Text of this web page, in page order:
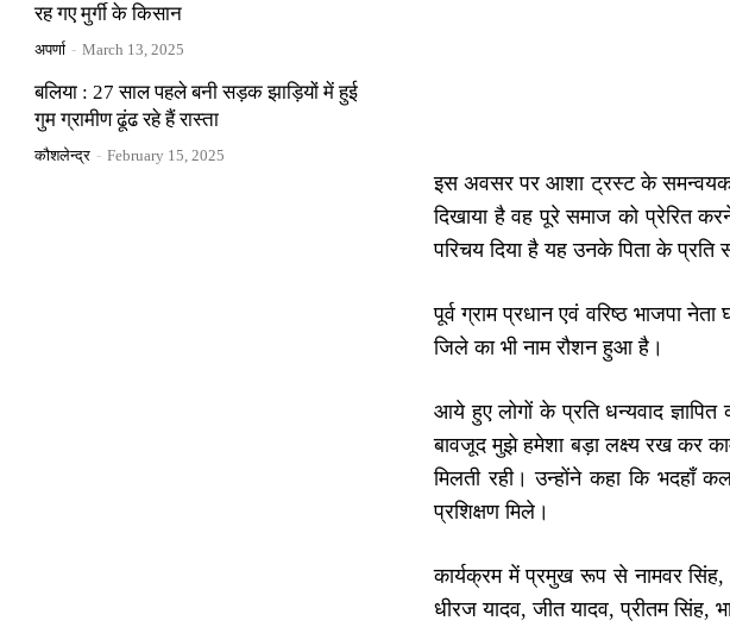
रह गए मुर्गी के किसान
अपर्णा - March 13, 2025
बलिया : 27 साल पहले बनी सड़क झाड़ियों में हुई
गुम ग्रामीण ढूंढ रहे हैं रास्ता
कौशलेन्द्र - February 15, 2025
इस अवसर पर आशा ट्रस्ट के समन्वयक
दिखाया है वह पूरे समाज को प्रेरित
परिचय दिया है यह उनके पिता के प्रति
पूर्व ग्राम प्रधान एवं वरिष्ठ भाजपा
जिले का भी नाम रौशन हुआ है।
आये हुए लोगों के प्रति धन्यवाद
बावजूद मुझे हमेशा बड़ा लक्ष्य रख कर
मिलती रही। उन्होंने कहा कि भदहाँ
प्रशिक्षण मिले।
कार्यक्रम में प्रमुख रूप से नामवर सिंह,
धीरज यादव, जीत यादव, प्रीतम